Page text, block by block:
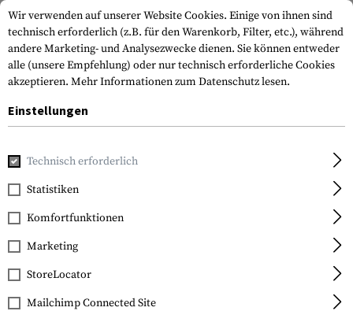
Home Outdoor & Survival Paracord Bracelets
FILTER
SALE
Wir verwenden auf unserer Website Cookies. Einige von ihnen sind
technisch erforderlich (z.B. für den Warenkorb, Filter, etc.), während
andere Marketing- und Analysezwecke dienen. Sie können entweder
alle (unsere Empfehlung) oder nur technisch erforderliche Cookies
akzeptieren. Mehr Informationen zum Datenschutz lesen.
Einstellungen
Technisch erforderlich
Statistiken
Komfortfunktionen
Marketing
StoreLocator
Mailchimp Connected Site